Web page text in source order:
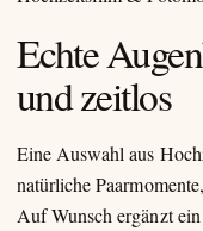
Echte
und zeitlos
Eine Auswahl aus
natürliche
Auf Wunsch ergänzt